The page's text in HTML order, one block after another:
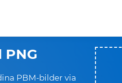
PNG
PBM-bilder via